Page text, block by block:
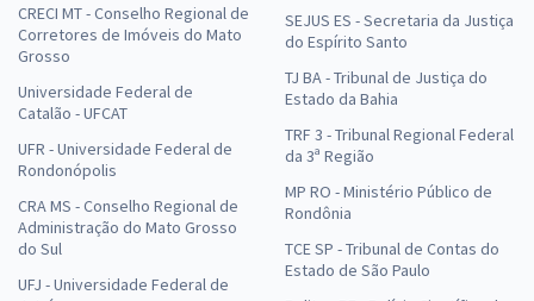
CRECI MT - Conselho Regional de
Corretores de Imóveis do Mato
Grosso
Universidade Federal de
Catalão - UFCAT
UFR - Universidade Federal de
Rondonópolis
CRA MS - Conselho Regional de
Administração do Mato Grosso
do Sul
UFJ - Universidade Federal de
SEJUS ES - Secretaria da Justiça
do Espírito Santo
TJ BA - Tribunal de Justiça do
Estado da Bahia
TRF 3 - Tribunal Regional Federal
da 3ª Região
MP RO - Ministério Público de
Rondônia
TCE SP - Tribunal de Contas do
Estado de São Paulo